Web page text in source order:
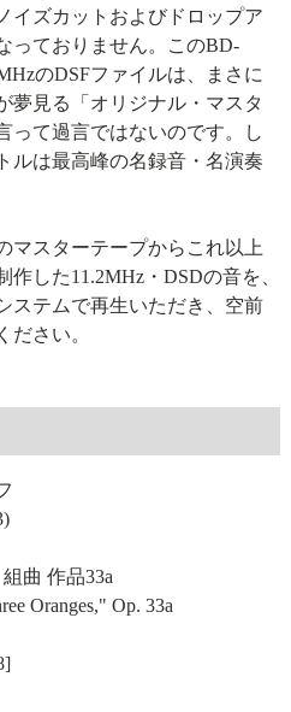
イズカットおよびドロップア
っておりません。このBD-
のDSFファイルは、まさに
夢見る「オリジナル・マスタ
って過言ではないのです。し
ルは最高峰の名録音・名演奏
スターテープからこれ以上
した11.2MHz・DSDの音を、
ステムで再生いただき、空前
ださい。
曲 作品33a
Oranges," Op. 33a